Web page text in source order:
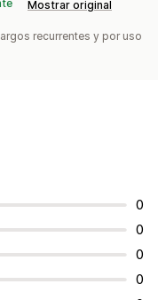
Mostrar original
recurrentes y por uso
0
0
0
0